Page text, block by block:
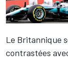
Le Britannique
contrastées